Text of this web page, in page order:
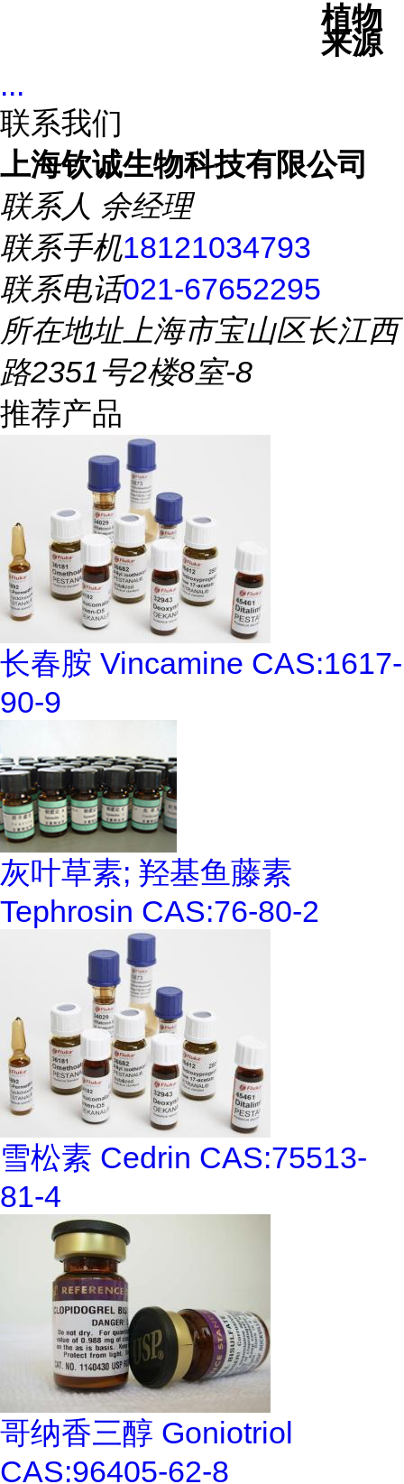
植物
来源
...
联系我们
上海钦诚生物科技有限公司
联系人 余经理
联系手机18121034793
联系电话021-67652295
所在地址上海市宝山区长江西
路2351号2楼8室-8
推荐产品
长春胺 Vincamine CAS:1617-
90-9
灰叶草素; 羟基鱼藤素
Tephrosin CAS:76-80-2
雪松素 Cedrin CAS:75513-
81-4
哥纳香三醇 Goniotriol
CAS:96405-62-8